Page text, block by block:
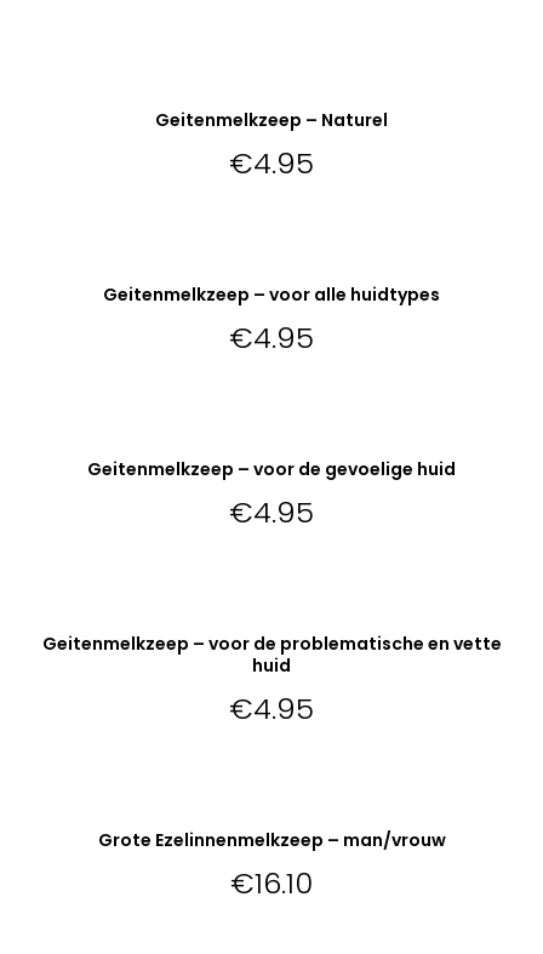
Niet op voorraad
Geitenmelkzeep – Naturel
€4.95
Niet op voorraad
Geitenmelkzeep – voor alle huidtypes
€4.95
Niet op voorraad
Geitenmelkzeep – voor de gevoelige huid
€4.95
Niet op voorraad
Geitenmelkzeep – voor de problematische en vette
huid
€4.95
Niet op voorraad
Grote Ezelinnenmelkzeep – man/vrouw
€16.10